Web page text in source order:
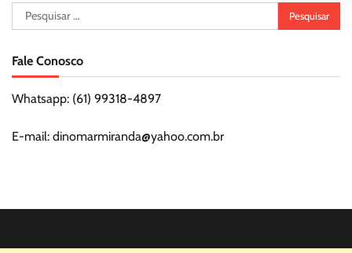
Pesquisar
por:
Fale Conosco
Whatsapp: (61) 99318-4897
E-mail: dinomarmiranda@yahoo.com.br